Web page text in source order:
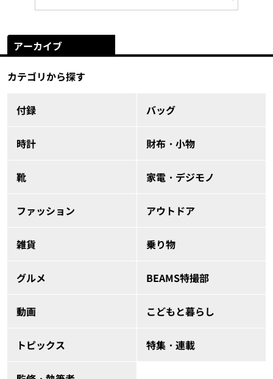
アーカイブ
カテゴリから探す
付録 バッグ
時計 財布・小物
靴 家電・デジモノ
ファッション アウトドア
雑貨 乗り物
グルメ BEAMS特撮部
動画 こどもと暮らし
トピックス 特集・連載